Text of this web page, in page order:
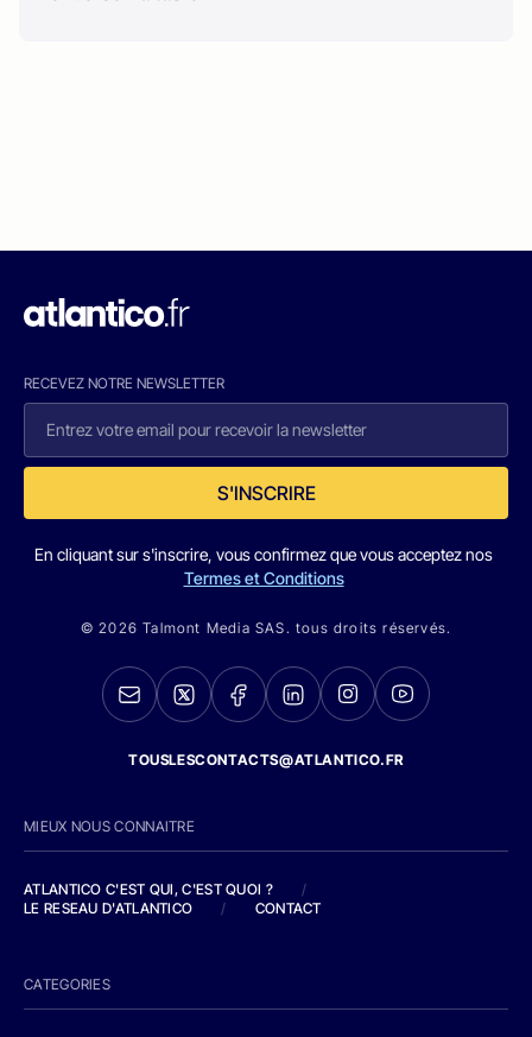
RECEVEZ NOTRE NEWSLETTER
S'INSCRIRE
En cliquant sur s'inscrire, vous confirmez que vous acceptez nos
Termes et Conditions
© 2026 Talmont Media SAS. tous droits réservés.
TOUSLESCONTACTS@ATLANTICO.FR
MIEUX NOUS CONNAITRE
ATLANTICO C'EST QUI, C'EST QUOI ?
/
LE RESEAU D'ATLANTICO
/ CONTACT
CATEGORIES